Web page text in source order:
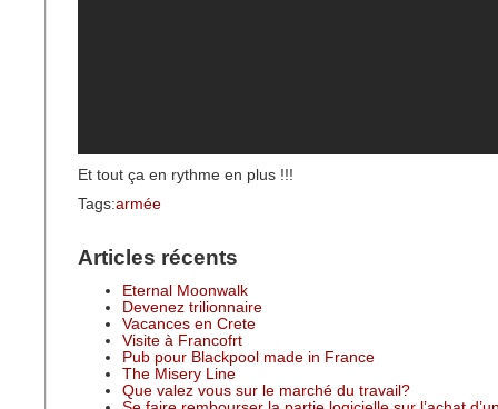
Et tout ça en rythme en plus !!!
Tags:armée
Articles récents
Eternal Moonwalk
Devenez trilionnaire
Vacances en Crete
Visite à Francofrt
Pub pour Blackpool made in France
The Misery Line
Que valez vous sur le marché du travail?